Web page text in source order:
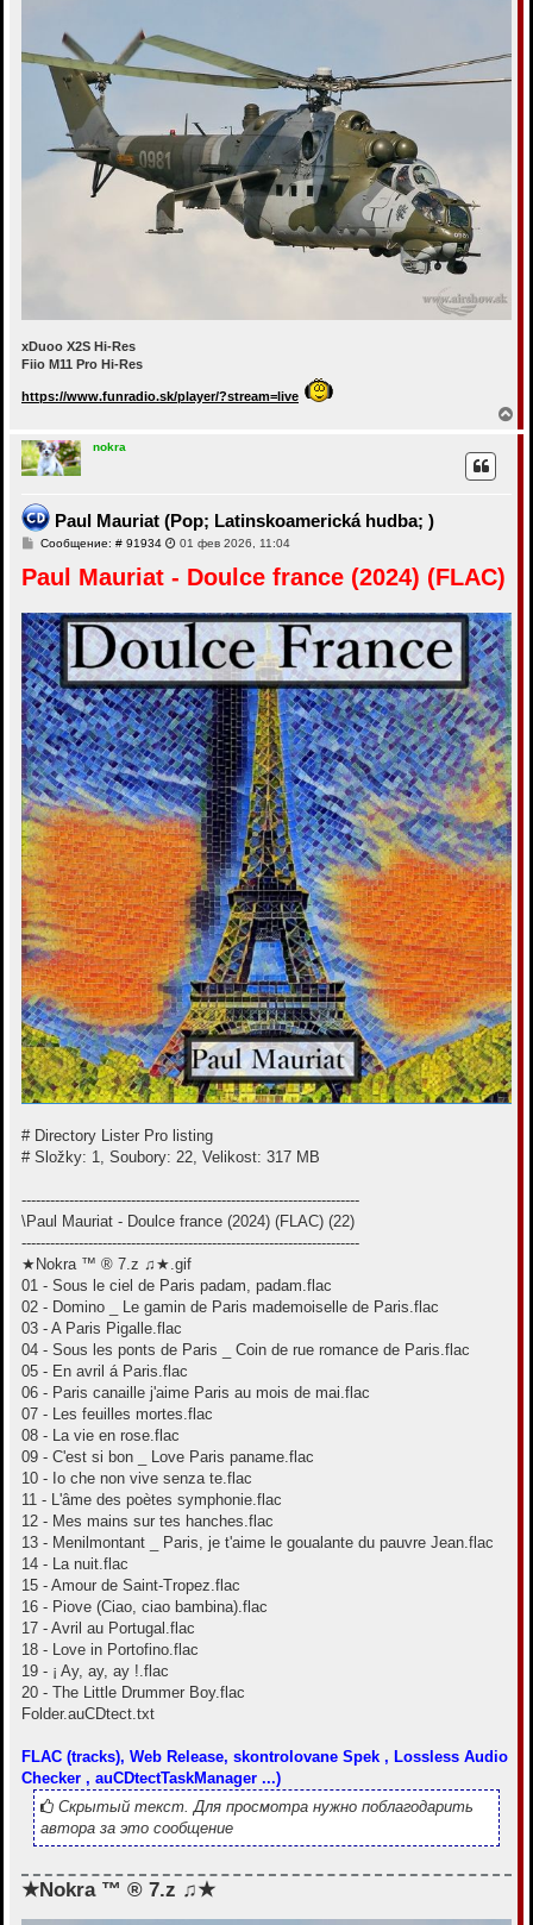
xDuoo X2S Hi-Res
Fiio M11 Pro Hi-Res
https://www.funradio.sk/player/?stream=live
е
nokra
Paul Mauriat (Pop; Latinskoamerická hudba; )
Сообщение: # 91934С
о
б
е
н
и
01 фев 2026, 11:04
Paul Mauriat - Doulce france (2024) (FLAC)
# Directory Lister Pro listing
# Složky: 1, Soubory: 22, Velikost: 317 MB
-----------------------------------------------------------------------
\Paul Mauriat - Doulce france (2024) (FLAC) (22)
-----------------------------------------------------------------------
★Nokra ™ ® 7.z ♫★.gif
01 - Sous le ciel de Paris padam, padam.flac
02 - Domino _ Le gamin de Paris mademoiselle de Paris.flac
03 - A Paris Pigalle.flac
04 - Sous les ponts de Paris _ Coin de rue romance de Paris.flac
05 - En avril á Paris.flac
06 - Paris canaille j'aime Paris au mois de mai.flac
07 - Les feuilles mortes.flac
08 - La vie en rose.flac
09 - C'est si bon _ Love Paris paname.flac
10 - Io che non vive senza te.flac
11 - L'âme des poètes symphonie.flac
12 - Mes mains sur tes hanches.flac
13 - Menilmontant _ Paris, je t'aime le goualante du pauvre Jean.flac
14 - La nuit.flac
15 - Amour de Saint-Tropez.flac
16 - Piove (Ciao, ciao bambina).flac
17 - Avril au Portugal.flac
18 - Love in Portofino.flac
19 - ¡ Ay, ay, ay !.flac
20 - The Little Drummer Boy.flac
Folder.auCDtect.txt
FLAC (tracks), Web Release, skontrolovane Spek , Lossless Audio
Checker , auCDtectTaskManager ...)
Скрытый текст. Для просмотра нужно поблагодарить
автора за это сообщение
★Nokra ™ ® 7.z ♫★